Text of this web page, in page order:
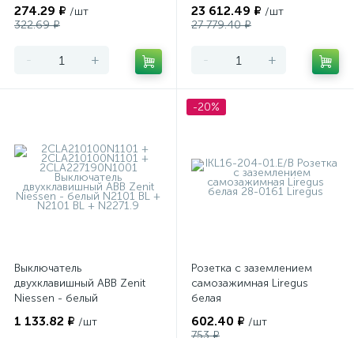
274.29 ₽ /шт
322.69 ₽
- +
программируемый Merten
23 612.49 ₽ /шт
27 779.40 ₽
- +
Выключатель
двухклавишный ABB Zenit
Niessen - белый
1 133.82 ₽ /шт
-20%
Розетка с заземлением
самозажимная Liregus
белая
602.40 ₽ /шт